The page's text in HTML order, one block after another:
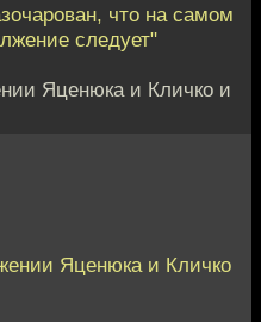
что на самом
следует"
Яценюка и Кличко и
Яценюка и Кличко